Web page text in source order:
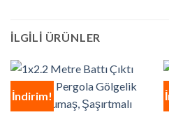
İLGILI ÜRÜNLER
İndirim!